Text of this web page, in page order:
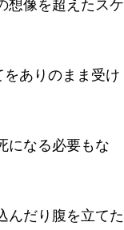
想像を超えたスケ
ありのまま受け
になる必要もな
んだり腹を立てた